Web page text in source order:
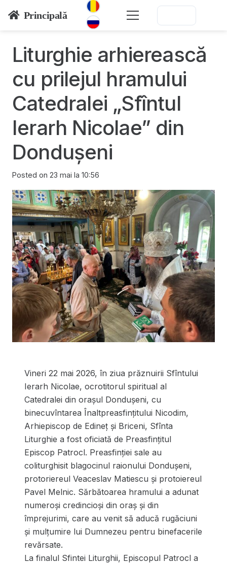
Principală
Liturghie arhierească
cu prilejul hramului
Catedralei „Sfîntul
Ierarh Nicolae” din
Dondușeni
Posted on 23 mai la 10:56
Vineri 22 mai 2026, în ziua prăznuirii Sfîntului
Ierarh Nicolae, ocrotitorul spiritual al
Catedralei din orașul Dondușeni, cu
binecuvîntarea Înaltpreasfințitului Nicodim,
Arhiepiscop de Edineț și Briceni, Sfînta
Liturghie a fost oficiată de Preasfințitul
Episcop Patrocl. Preasfinției sale au
coliturghisit blagocinul raionului Dondușeni,
protoriereul Veaceslav Matiescu și protoiereul
Pavel Melnic. Sărbătoarea hramului a adunat
numeroși credincioși din oraș și din
împrejurimi, care au venit să aducă rugăciuni
și mulțumire lui Dumnezeu pentru binefacerile
revărsate.
La finalul Sfintei Liturghii, Episcopul Patrocl a